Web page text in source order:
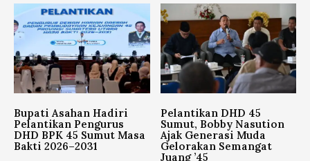
Bupati Asahan Hadiri
Pelantikan Pengurus
DHD BPK 45 Sumut Masa
Bakti 2026–2031
Pelantikan DHD 45
Sumut, Bobby Nasution
Ajak Generasi Muda
Gelorakan Semangat
Juang ’45